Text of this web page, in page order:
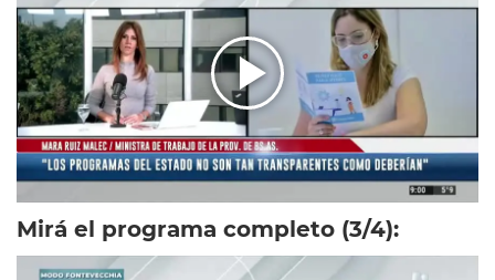
Mirá el programa completo (3/4):